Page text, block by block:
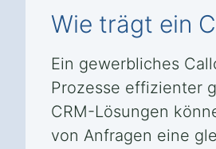
Wie trägt ein
Ein gewerbliches
Prozesse effizienter
CRM-Lösungen
von Anfragen eine